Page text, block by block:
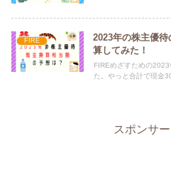
FIRE
2023年の株主優
算してみた！
FIREめざすための2023
た。やっと合計で現金
スポンサ